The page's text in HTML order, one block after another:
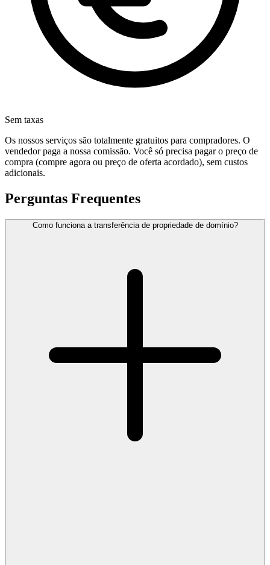
Sem taxas
Os nossos serviços são totalmente gratuitos para compradores. O
vendedor paga a nossa comissão. Você só precisa pagar o preço de
compra (compre agora ou preço de oferta acordado), sem custos
adicionais.
Perguntas Frequentes
Como funciona a transferência de propriedade de domínio?